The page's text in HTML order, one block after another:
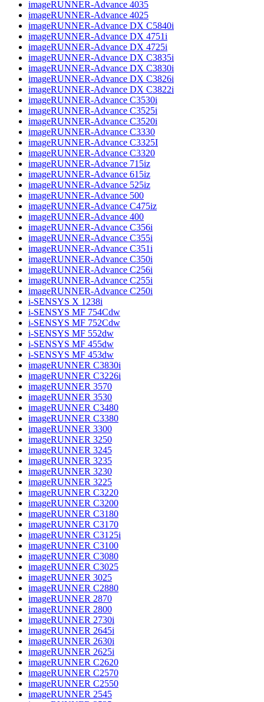
imageRUNNER-Advance 4035
imageRUNNER-Advance 4025
imageRUNNER-Advance DX C5840i
imageRUNNER-Advance DX 4751i
imageRUNNER-Advance DX 4725i
imageRUNNER-Advance DX C3835i
imageRUNNER-Advance DX C3830i
imageRUNNER-Advance DX C3826i
imageRUNNER-Advance DX C3822i
imageRUNNER-Advance C3530i
imageRUNNER-Advance C3525i
imageRUNNER-Advance C3520i
imageRUNNER-Advance C3330
imageRUNNER-Advance C3325I
imageRUNNER-Advance C3320
imageRUNNER-Advance 715iz
imageRUNNER-Advance 615iz
imageRUNNER-Advance 525iz
imageRUNNER-Advance 500
imageRUNNER-Advance C475iz
imageRUNNER-Advance 400
imageRUNNER-Advance C356i
imageRUNNER-Advance C355i
imageRUNNER-Advance C351i
imageRUNNER-Advance C350i
imageRUNNER-Advance C256i
imageRUNNER-Advance C255i
imageRUNNER-Advance C250i
i-SENSYS X 1238i
i-SENSYS MF 754Cdw
i-SENSYS MF 752Cdw
i-SENSYS MF 552dw
i-SENSYS MF 455dw
i-SENSYS MF 453dw
imageRUNNER C3830i
imageRUNNER C3226i
imageRUNNER 3570
imageRUNNER 3530
imageRUNNER C3480
imageRUNNER C3380
imageRUNNER 3300
imageRUNNER 3250
imageRUNNER 3245
imageRUNNER 3235
imageRUNNER 3230
imageRUNNER 3225
imageRUNNER C3220
imageRUNNER C3200
imageRUNNER C3180
imageRUNNER C3170
imageRUNNER C3125i
imageRUNNER C3100
imageRUNNER C3080
imageRUNNER C3025
imageRUNNER 3025
imageRUNNER C2880
imageRUNNER 2870
imageRUNNER 2800
imageRUNNER 2730i
imageRUNNER 2645i
imageRUNNER 2630i
imageRUNNER 2625i
imageRUNNER C2620
imageRUNNER C2570
imageRUNNER C2550
imageRUNNER 2545